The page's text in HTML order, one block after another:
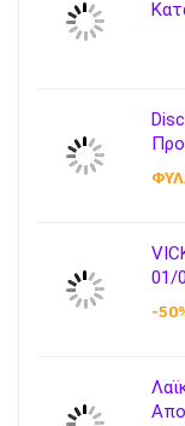
01/
-